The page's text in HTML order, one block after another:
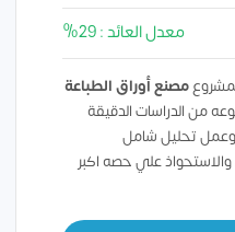
معدل العائد : 29%
مصنع أوراق الطباعة
من الدراسات الدقيقة
وعمل تحليل شامل
علي حصه اكبر